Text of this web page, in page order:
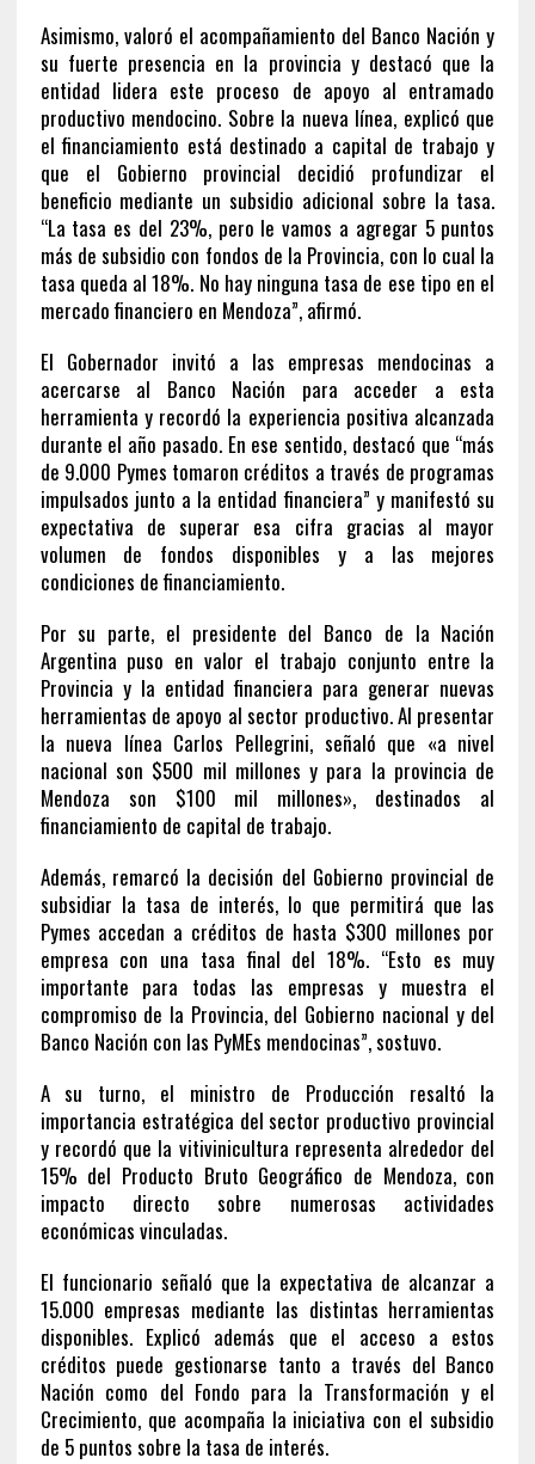
Asimismo, valoró el acompañamiento del Banco Nación y
su fuerte presencia en la provincia y destacó que la
entidad lidera este proceso de apoyo al entramado
productivo mendocino. Sobre la nueva línea, explicó que
el financiamiento está destinado a capital de trabajo y
que el Gobierno provincial decidió profundizar el
beneficio mediante un subsidio adicional sobre la tasa.
“La tasa es del 23%, pero le vamos a agregar 5 puntos
más de subsidio con fondos de la Provincia, con lo cual la
tasa queda al 18%. No hay ninguna tasa de ese tipo en el
mercado financiero en Mendoza”, afirmó.
El Gobernador invitó a las empresas mendocinas a
acercarse al Banco Nación para acceder a esta
herramienta y recordó la experiencia positiva alcanzada
durante el año pasado. En ese sentido, destacó que “más
de 9.000 Pymes tomaron créditos a través de programas
impulsados junto a la entidad financiera” y manifestó su
expectativa de superar esa cifra gracias al mayor
volumen de fondos disponibles y a las mejores
condiciones de financiamiento.
Por su parte, el presidente del Banco de la Nación
Argentina puso en valor el trabajo conjunto entre la
Provincia y la entidad financiera para generar nuevas
herramientas de apoyo al sector productivo. Al presentar
la nueva línea Carlos Pellegrini, señaló que «a nivel
nacional son $500 mil millones y para la provincia de
Mendoza son $100 mil millones», destinados al
financiamiento de capital de trabajo.
Además, remarcó la decisión del Gobierno provincial de
subsidiar la tasa de interés, lo que permitirá que las
Pymes accedan a créditos de hasta $300 millones por
empresa con una tasa final del 18%. “Esto es muy
importante para todas las empresas y muestra el
compromiso de la Provincia, del Gobierno nacional y del
Banco Nación con las PyMEs mendocinas”, sostuvo.
A su turno, el ministro de Producción resaltó la
importancia estratégica del sector productivo provincial
y recordó que la vitivinicultura representa alrededor del
15% del Producto Bruto Geográfico de Mendoza, con
impacto directo sobre numerosas actividades
económicas vinculadas.
El funcionario señaló que la expectativa de alcanzar a
15.000 empresas mediante las distintas herramientas
disponibles. Explicó además que el acceso a estos
créditos puede gestionarse tanto a través del Banco
Nación como del Fondo para la Transformación y el
Crecimiento, que acompaña la iniciativa con el subsidio
de 5 puntos sobre la tasa de interés.